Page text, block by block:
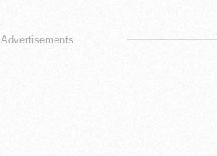
Advertisements